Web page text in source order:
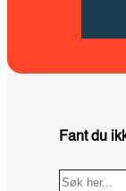
Fant du
Search